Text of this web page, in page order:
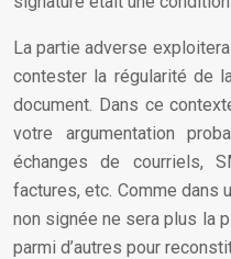
La partie adverse
contester la régularité de
document. Dans ce
votre argumentation
échanges de courriels,
factures, etc. Comme dans
non signée ne sera plus la
parmi d’autres pour